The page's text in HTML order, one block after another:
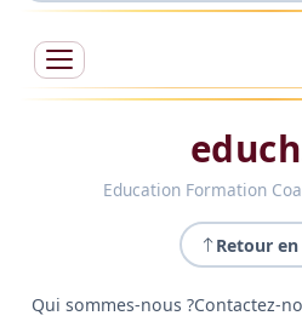
Education Formation
Retour
Qui sommes-nous ?Contactez-